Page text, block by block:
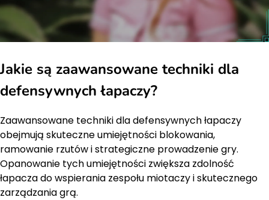
Jakie są zaawansowane techniki dla
defensywnych łapaczy?
Zaawansowane techniki dla defensywnych łapaczy
obejmują skuteczne umiejętności blokowania,
ramowanie rzutów i strategiczne prowadzenie gry.
Opanowanie tych umiejętności zwiększa zdolność
łapacza do wspierania zespołu miotaczy i skutecznego
zarządzania grą.